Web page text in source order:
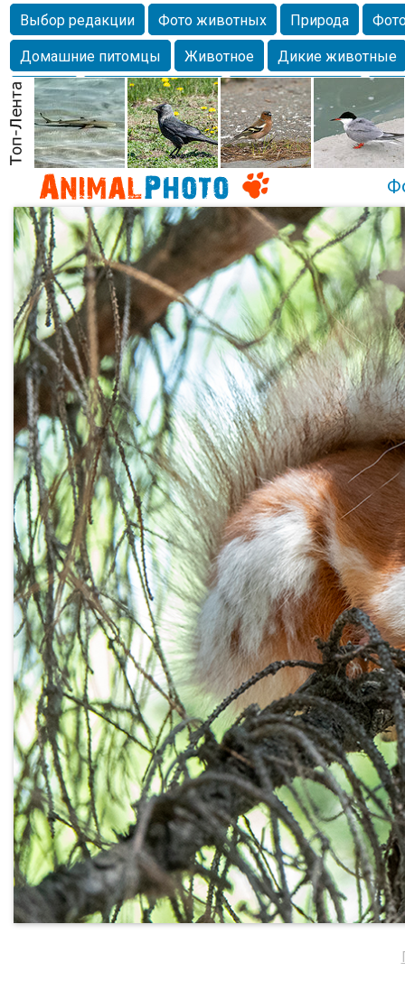
Выбор редакции Фото животных Природа
Домашние питомцы
Животное
Дикие животные
Собаки
Alexanderandronik Млекопитающие
Морда
Собачка Осень Портрет
Домашние
Насекомое
Коты Lebert Дикие птицы Утка